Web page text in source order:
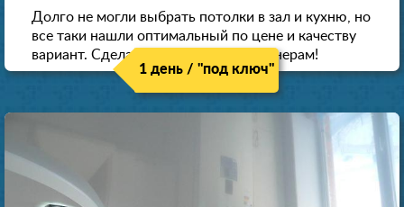
Долго не могли выбрать потолки в зал и кухню, но
все таки нашли оптимальный по цене и качеству
вариант. Сделали скидку как пенсионерам!
1 день / "под ключ"